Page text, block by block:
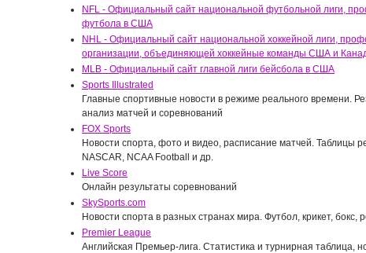
NFL - Официальный сайт национальной футбольной лиги,
футбола в США
NHL - Официальный сайт национальной хоккейной лиги,
организации, объединяющей хоккейные команды США и
MLB - Официальный сайт главной лиги бейсбола в США
Sports Illustrated
Главные спортивные новости в режиме реального времени.
анализ матчей и соревнований
FOX Sports
Новости спорта, фото и видео, расписание матчей. Таблицы
NASCAR, NCAA Football и др.
Live Score
Онлайн результаты соревнований
SkySports.com
Новости спорта в разных странах мира. Футбол, крикет, бокс,
Premier League
Английская Премьер-лига. Статистика и турнирная таблица,